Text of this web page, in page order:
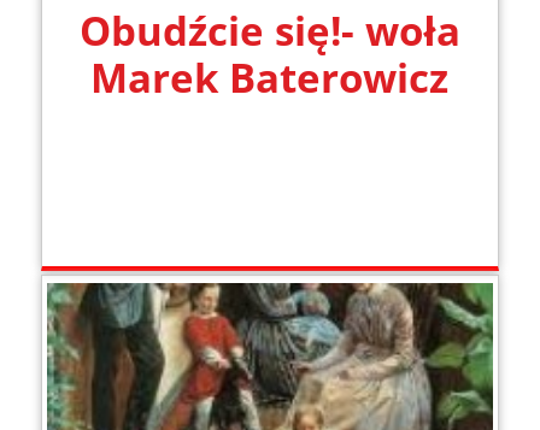
Obudźcie się!- woła
Marek Baterowicz